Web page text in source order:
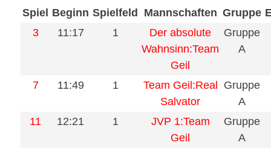
Spiel Beginn Spielfeld Mannschaften Gruppe
3
11:17 1
Der absolute
Wahnsinn:Team
Geil
Gruppe
A
7 11:49 1
Team Geil:Real
Salvator
Gruppe
A
11
12:21 1
JVP 1:Team
Geil
Gruppe
A